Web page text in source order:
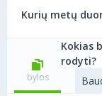
išnagrinėja
Kurių metų
bylos
Kokias
rodyti?